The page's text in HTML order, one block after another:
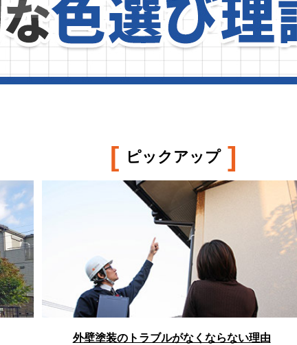
[ ピックアップ ]
外壁塗装のトラブルがなくならない理由